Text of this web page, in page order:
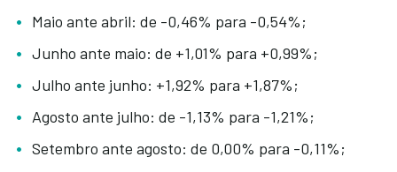
Maio ante abril: de -0,46% para -0,54%;
Junho ante maio: de +1,01% para +0,99%;
Julho ante junho: +1,92% para +1,87%;
Agosto ante julho: de -1,13% para -1,21%;
Setembro ante agosto: de 0,00% para -0,11%;